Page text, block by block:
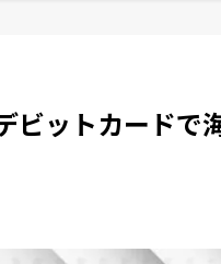
ビットカードで